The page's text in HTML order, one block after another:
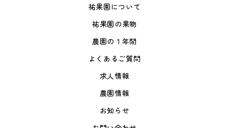
祐果園について
祐果園の果物
農園の１年間
よくあるご質問
求人情報
農園情報
お知らせ